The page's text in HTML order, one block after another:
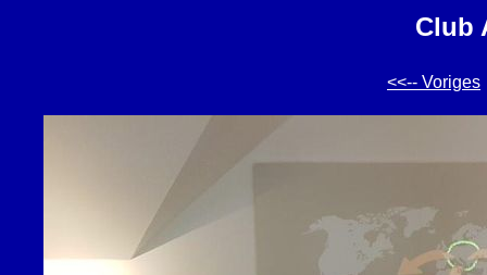
Club
<<-- Voriges